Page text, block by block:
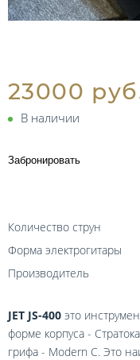
23000
В наличии
Забронировать
Количество струн
Форма электрогитары
Производитель
JET JS-400 это
форме корпуса -
грифа - Modern C. Это